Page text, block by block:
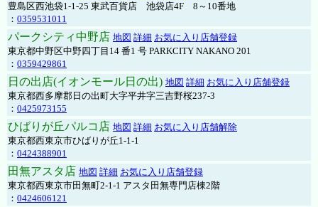
豊島区西池袋1-1-25 東武百貨店 池袋店4F 8～10番地
： 0359531011
パークシティ中野店 地図 詳細 お気に入り店舗登録
東京都中野区中野四丁目14 番1 号 PARKCITY NAKANO 201
： 0359429861
日の出店(イオンモール日の出) 地図 詳細 お気に入り店舗登録
東京都西多摩郡日の出町大字平井字三吉野桜237-3
： 0425973155
ひばりが丘パルコ店 地図 詳細 お気に入り店舗解除
東京都西東京市ひばりが丘1-1-1
： 0424388901
田無アスタ店 地図 詳細 お気に入り店舗登録
東京都西東京市田無町2-1-1 アスタ田無専門店棟2階
： 0424606121